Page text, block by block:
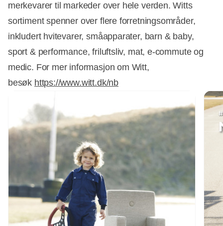
merkevarer til markeder over hele verden. Witts
sortiment spenner over flere forretningsområder,
inkludert hvitevarer, småapparater, barn & baby,
sport & performance, friluftsliv, mat, e-commute og
medic. For mer informasjon om Witt,
besøk https://www.witt.dk/nb